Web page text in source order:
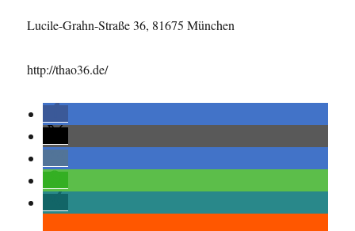
Lucile-Grahn-Straße 36, 81675 München
http://thao36.de/